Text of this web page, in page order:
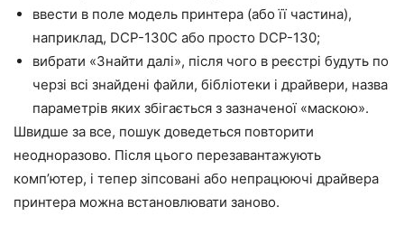
ввести в поле модель принтера (або її частина),
наприклад, DCP-130C або просто DCP-130;
вибрати «Знайти далі», після чого в реєстрі будуть по
черзі всі знайдені файли, бібліотеки і драйвери, назва
параметрів яких збігається з зазначеної «маскою».
Швидше за все, пошук доведеться повторити
неодноразово. Після цього перезавантажують
комп’ютер, і тепер зіпсовані або непрацюючі драйвера
принтера можна встановлювати заново.